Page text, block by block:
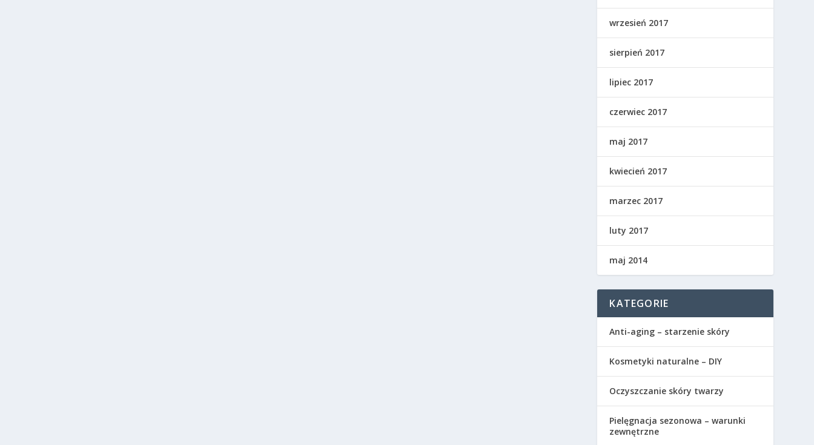
wrzesień 2017
sierpień 2017
lipiec 2017
czerwiec 2017
maj 2017
kwiecień 2017
marzec 2017
luty 2017
maj 2014
KATEGORIE
Anti-aging – starzenie skóry
Kosmetyki naturalne – DIY
Oczyszczanie skóry twarzy
Pielęgnacja sezonowa – warunki
zewnętrzne